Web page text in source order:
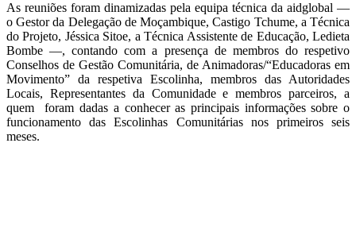
As reuniões foram dinamizadas pela equipa técnica da aidglobal —
o Gestor da Delegação de Moçambique, Castigo Tchume, a Técnica
do Projeto, Jéssica Sitoe, a Técnica Assistente de Educação, Ledieta
Bombe —, contando com a presença de membros do respetivo
Conselhos de Gestão Comunitária, de Animadoras/“Educadoras em
Movimento” da respetiva Escolinha, membros das Autoridades
Locais, Representantes da Comunidade e membros parceiros, a
quem foram dadas a conhecer as principais informações sobre o
funcionamento das Escolinhas Comunitárias nos primeiros seis
meses.